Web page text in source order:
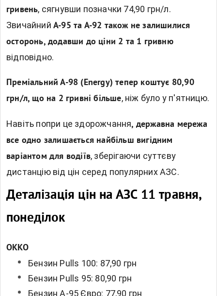
гривень, сягнувши позначки 74,90 грн/л.
Звичайний А-95 та А-92 також не залишилися
осторонь, додавши до ціни 2 та 1 гривню
відповідно.
Преміальний А-98 (Energy) тепер коштує 80,90
грн/л, що на 2 гривні більше, ніж було у п'ятницю.
Навіть попри це здорожчання, державна мережа
все одно залишається найбільш вигідним
варіантом для водіїв, зберігаючи суттєву
дистанцію від цін серед популярних АЗС.
Деталізація цін на АЗС 11 травня,
понеділок
OKKO
Бензин Pulls 100: 87,90 грн
Бензин Pulls 95: 80,90 грн
Бензин А-95 Євро: 77,90 грн